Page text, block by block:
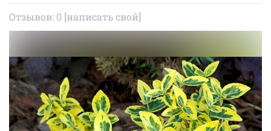
Отзывов: 0 [написать свой]